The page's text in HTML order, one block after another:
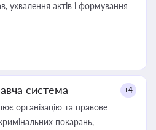
ухвалення актів і формування
система +4
організацію та правове
покарань,